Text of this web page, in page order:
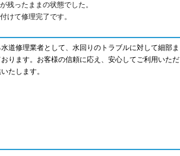
残ったままの状態でした。
けて修理完了です。
道修理業者として、水回りのトラブルに対して細部ま
ります。お客様の信頼に応え、安心してご利用いただ
たします。